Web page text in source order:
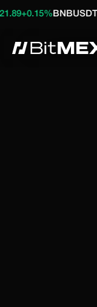
BNBUSDT 605.21